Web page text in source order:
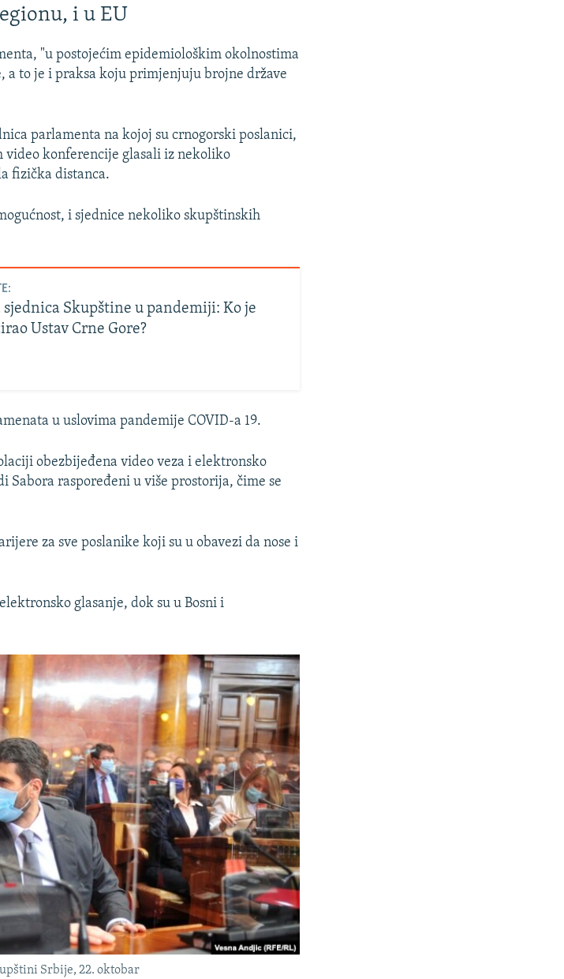
i u EU
"u postojećim epidemiološkim okolnostima
a to je i praksa koju primjenjuju brojne države
parlamenta na kojoj su crnogorski poslanici,
video konferencije glasali iz nekoliko
fizička distanca.
i sjednice nekoliko skupštinskih
sjednica Skupštine u pandemiji: Ko je
Ustav Crne Gore?
u uslovima pandemije COVID-a 19.
obezbijeđena video veza i elektronsko
Sabora raspoređeni u više prostorija, čime se
za sve poslanike koji su u obavezi da nose i
glasanje, dok su u Bosni i
Srbije, 22. oktobar